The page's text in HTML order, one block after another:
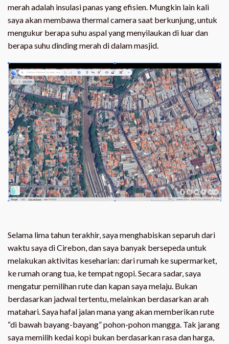
merah adalah insulasi panas yang efisien. Mungkin lain kali
saya akan membawa thermal camera saat berkunjung, untuk
mengukur berapa suhu aspal yang menyilaukan di luar dan
berapa suhu dinding merah di dalam masjid.
Selama lima tahun terakhir, saya menghabiskan separuh dari
waktu saya di Cirebon, dan saya banyak bersepeda untuk
melakukan aktivitas keseharian: dari rumah ke supermarket,
ke rumah orang tua, ke tempat ngopi. Secara sadar, saya
mengatur pemilihan rute dan kapan saya melaju. Bukan
berdasarkan jadwal tertentu, melainkan berdasarkan arah
matahari. Saya hafal jalan mana yang akan memberikan rute
“di bawah bayang-bayang” pohon-pohon mangga. Tak jarang
saya memilih kedai kopi bukan berdasarkan rasa dan harga,